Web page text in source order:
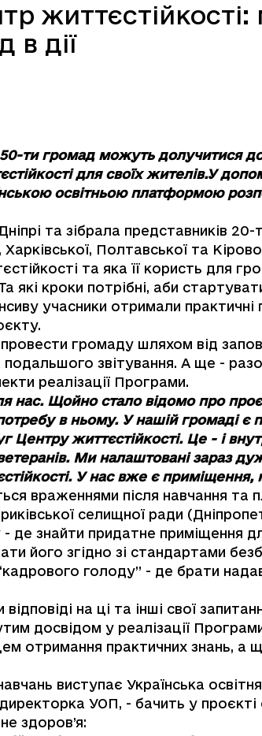
в дії
ти громад можуть долучитися
для своїх жителів.У
освітньою платформою
та зібрала представників
Харківської, Полтавської та
та яка її користь для
які кроки потрібні, аби
учасники отримали практичні
громаду шляхом від
звітування. А ще -
реалізації Програми.
нас. Щойно стало відомо про
в ньому. У нашій громаді є
життєстійкості. Це - і
Ми налаштовані зараз
У нас вже є
враженнями після навчання та
селищної ради
- де знайти придатне приміщення
його згідно зі стандартами
голоду” - де брати
на ці та інші свої
досвідом у реалізації
отримання практичних знань, а
виступає Українська
УОП, - бачить у проєкті
здоров’я: